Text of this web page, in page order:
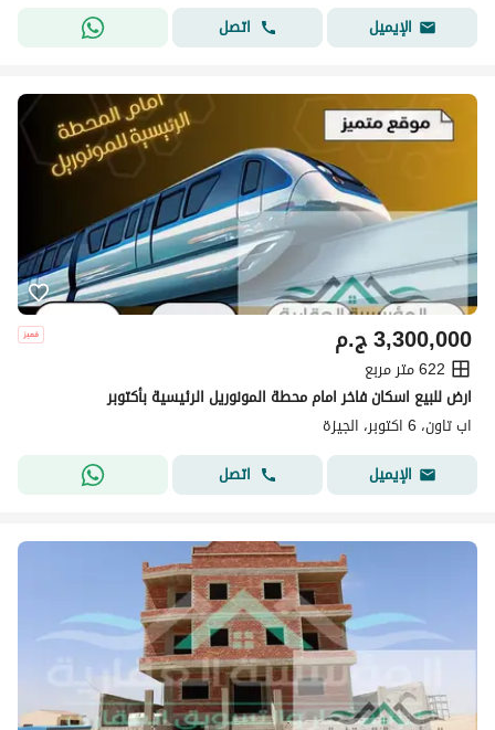
الإيميل
اتصل
ج.م3,300,000
622 متر مربع
ارض للبيع اسكان فاخر امام محطة المونوريل الرئيسية بأكتوبر
اب تاون، 6 اكتوبر، الجيزة
الإيميل
اتصل